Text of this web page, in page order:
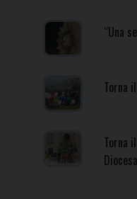
“Una
Torna
Torna